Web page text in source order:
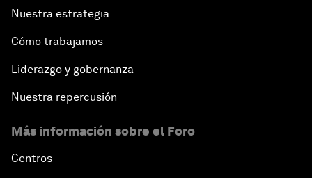
Nuestra estrategia
Cómo trabajamos
Liderazgo y gobernanza
Nuestra repercusión
Más información sobre el Foro
Centros